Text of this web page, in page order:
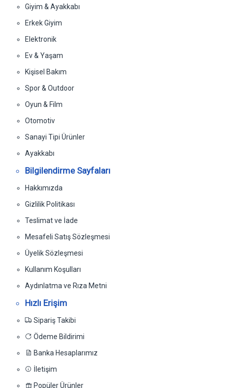
Giyim & Ayakkabı
Erkek Giyim
Elektronik
Ev & Yaşam
Kişisel Bakım
Spor & Outdoor
Oyun & Film
Otomotiv
Sanayi Tipi Ürünler
Ayakkabı
Bilgilendirme Sayfaları
Hakkımızda
Gizlilik Politikası
Teslimat ve İade
Mesafeli Satış Sözleşmesi
Üyelik Sözleşmesi
Kullanım Koşulları
Aydınlatma ve Rıza Metni
Hızlı Erişim
Sipariş Takibi
Ödeme Bildirimi
Banka Hesaplarımız
İletişim
Popüler Ürünler